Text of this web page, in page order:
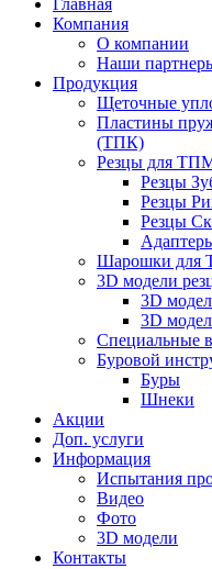
Главная
Компания
О компании
Наши
Продукция
Щеточные
Пластины
(ТПК)
Резцы для
Резцы
Резцы
Резцы
Шарошки
3D модели
3D
3D
Специальные
Буровой
Буры
Шнеки
Акции
Доп. услуги
Информация
Испытания
Видео
Фото
3D модели
Контакты